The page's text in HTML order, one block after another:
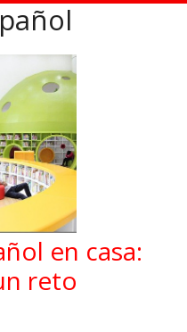
en casa:
reto